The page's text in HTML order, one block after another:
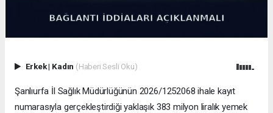
Erkek| Kadın (Haberi Sesli Oku)
Şanlıurfa İl Sağlık Müdürlüğünün 2026/1252068 ihale kayıt
numarasıyla gerçekleştirdiği yaklaşık 383 milyon liralık yemek